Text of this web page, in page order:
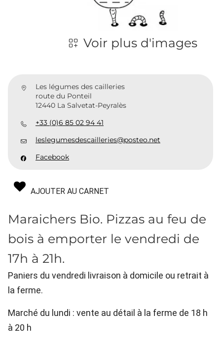
Voir plus d'images
Les légumes des cailleries
route du Ponteil
12440 La Salvetat-Peyralès
+33 (0)6 85 02 94 41
leslegumesdescailleries@posteo.net
Facebook
AJOUTER AU CARNET
Maraichers Bio. Pizzas au feu de
bois à emporter le vendredi de
17h à 21h.
Paniers du vendredi livraison à domicile ou retrait à
la ferme.
Marché du lundi : vente au détail à la ferme de 18 h
à 20 h